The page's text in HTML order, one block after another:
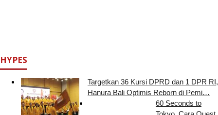
HYPES
Targetkan 36 Kursi DPRD dan 1 DPR RI,
Hanura Bali Optimis Reborn di Pemi…
60 Seconds to